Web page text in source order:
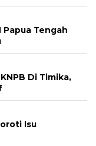
Papua Tengah
Di Timika,
Isu